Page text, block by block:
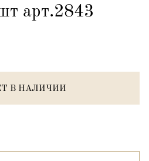
арт.2843
В НАЛИЧИИ